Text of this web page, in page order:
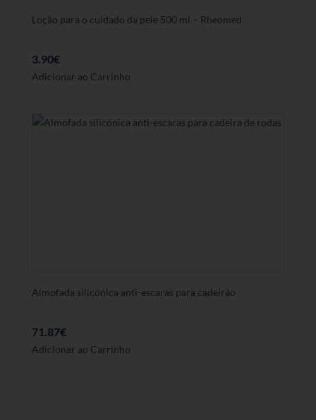
Loção para o cuidado da pele 500 ml – Rheomed
3.90€
Adicionar ao Carrinho
Almofada silicónica anti-escaras para cadeirão
71.87€
Adicionar ao Carrinho